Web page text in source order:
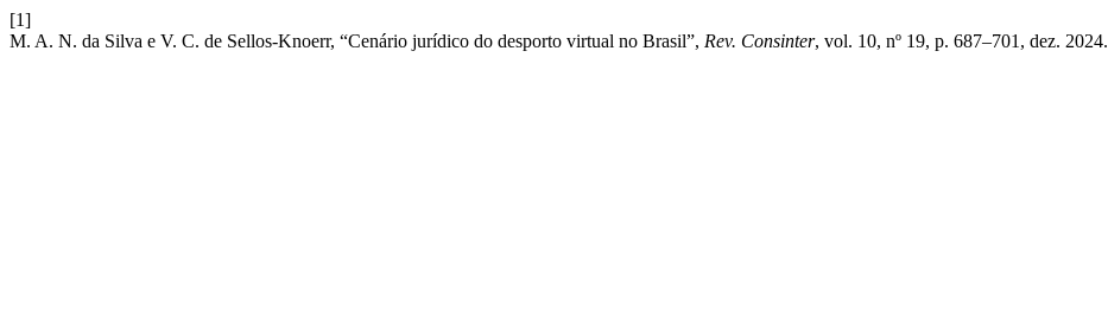
[1]
M. A. N. da Silva e V. C. de Sellos-Knoerr, “Cenário jurídico do desporto virtual no Brasil”, Rev. Consinter, vol. 10, nº 19, p. 687–701, dez. 2024.